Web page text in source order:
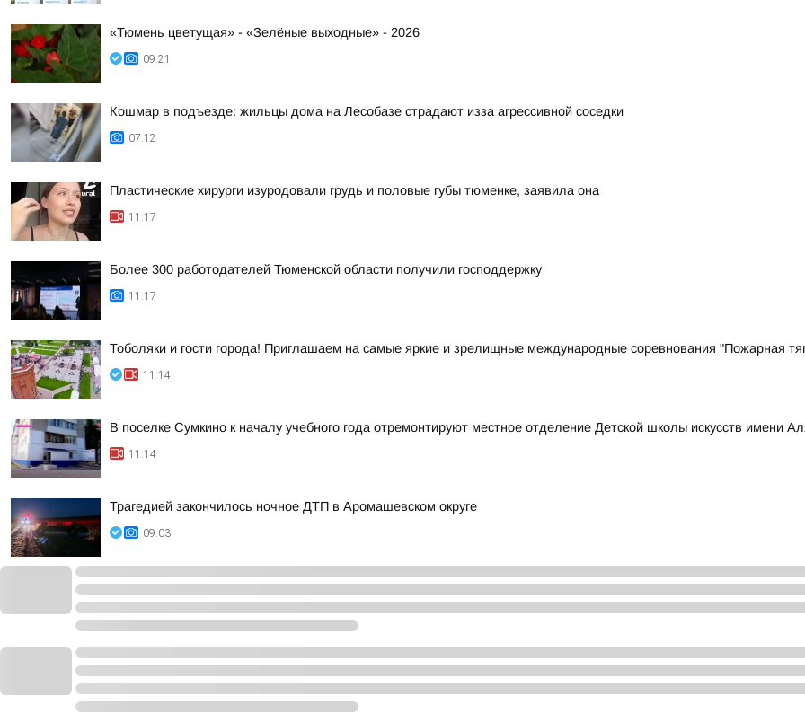
«Тюмень цветущая» - «Зелёные выходные» - 2026
09:21
Кошмар в подъезде: жильцы дома на Лесобазе страдают изза агрессивной соседки
07:12
Пластические хирурги изуродовали грудь и половые губы тюменке, заявила она
11:17
Более 300 работодателей Тюменской области получили господдержку
11:17
Тоболяки и гости города! Приглашаем на самые яркие и зрелищные международные соревнования "Пожарная
11:14
В поселке Сумкино к началу учебного года отремонтируют местное отделение Детской школы искусств имени
11:14
Трагедией закончилось ночное ДТП в Аромашевском округе
09:03